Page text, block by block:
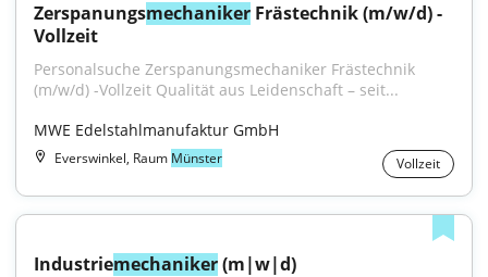
Zerspanungsmechaniker Frästechnik (m/w/d) -
Vollzeit
Personalsuche Zerspanungsmechaniker Frästechnik
(m/w/d) -Vollzeit Qualität aus Leidenschaft – seit...
MWE Edelstahlmanufaktur GmbH
Everswinkel, Raum Münster Vollzeit
Industriemechaniker (m|w|d)